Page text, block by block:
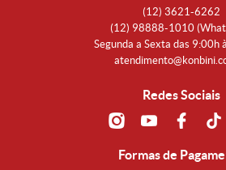
(12) 3621-6262
(12) 98888-1010
Segunda a Sexta das 9:00h
Redes Sociais
Formas de